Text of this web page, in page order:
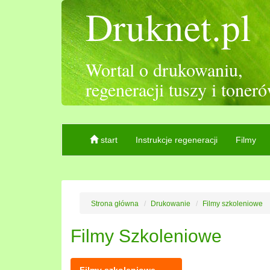
Druknet.pl
Wortal o drukowaniu,
regeneracji tuszy i
start Instrukcje regeneracji Filmy
Strona główna Drukowanie Filmy szkoleniowe
Filmy Szkoleniowe